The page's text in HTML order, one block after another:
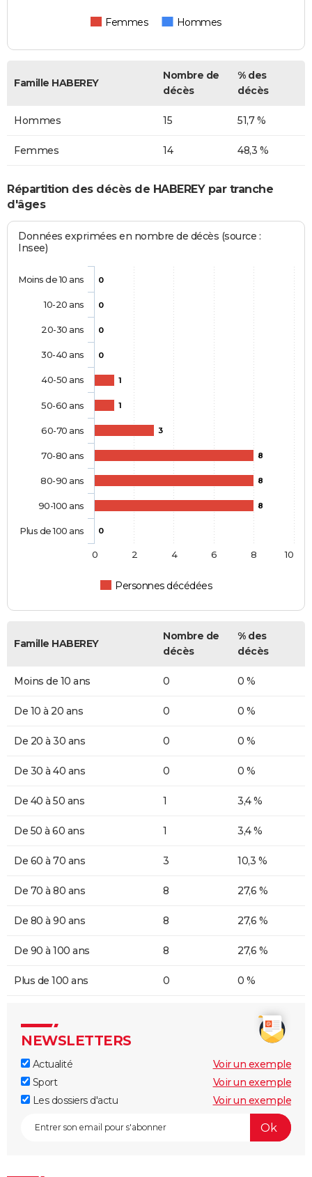
Femmes Hommes
Famille HABEREY
Nombre de
décès
% des
décès
Hommes 15 51,7 %
Femmes 14 48,3 %
Répartition des décès de HABEREY par tranche
d'âges
Données exprimées en nombre de décès (source :
Insee)
0
0
0
0
1
1
3
8
8
8
0
Personnes décédées
Moins de 10 ans
10-20 ans
20-30 ans
30-40 ans
40-50 ans
50-60 ans
60-70 ans
70-80 ans
80-90 ans
90-100 ans
Plus de 100 ans
0 2 4 6 8 10
Famille HABEREY
Nombre de
décès
% des
décès
Moins de 10 ans 0 0 %
De 10 à 20 ans 0 0 %
De 20 à 30 ans 0 0 %
De 30 à 40 ans 0 0 %
De 40 à 50 ans 1 3,4 %
De 50 à 60 ans 1 3,4 %
De 60 à 70 ans 3 10,3 %
De 70 à 80 ans 8 27,6 %
De 80 à 90 ans 8 27,6 %
De 90 à 100 ans 8 27,6 %
Plus de 100 ans 0 0 %
NEWSLETTERS
Actualité
Voir un exemple
Sport
Voir un exemple
Les dossiers d'actu
Voir un exemple